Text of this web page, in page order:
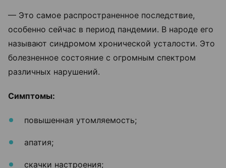
— Это самое распространенное последствие,
особенно сейчас в период пандемии. В народе его
называют синдромом хронической усталости. Это
болезненное состояние с огромным спектром
различных нарушений.
Симптомы:
повышенная утомляемость;
апатия;
скачки настроения;